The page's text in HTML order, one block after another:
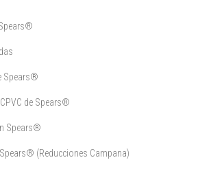
Spears®
de Spears®
Spears®
(Reducciones Campana)